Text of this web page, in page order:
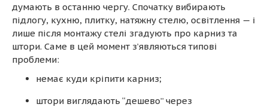
думають в останню чергу. Спочатку вибирають
підлогу, кухню, плитку, натяжну стелю, освітлення — і
лише після монтажу стелі згадують про карниз та
штори. Саме в цей момент з’являються типові
проблеми:
немає куди кріпити карниз;
штори виглядають “дешево” через